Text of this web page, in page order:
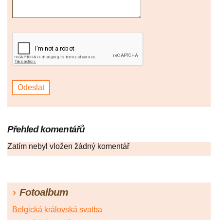
Přehled komentářů
Zatím nebyl vložen žádný komentář
Fotoalbum
Belgická královská svatba